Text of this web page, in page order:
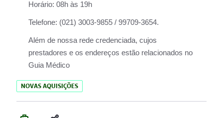
Horário: 08h às 19h
Telefone: (021) 3003-9855 / 99709-3654.
Além de nossa rede credenciada, cujos
prestadores e os endereços estão relacionados no
Guia Médico
NOVAS AQUISIÇÕES